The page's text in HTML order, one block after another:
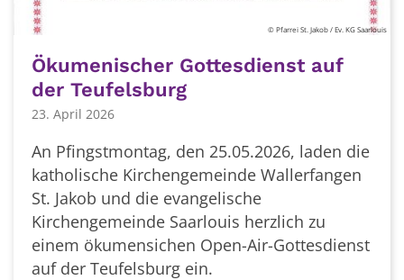
© Pfarrei St. Jakob / Ev. KG Saarlouis
Ökumenischer Gottesdienst auf
der Teufelsburg
23. April 2026
An Pfingstmontag, den 25.05.2026, laden die
katholische Kirchengemeinde Wallerfangen
St. Jakob und die evangelische
Kirchengemeinde Saarlouis herzlich zu
einem ökumensichen Open-Air-Gottesdienst
auf der Teufelsburg ein.